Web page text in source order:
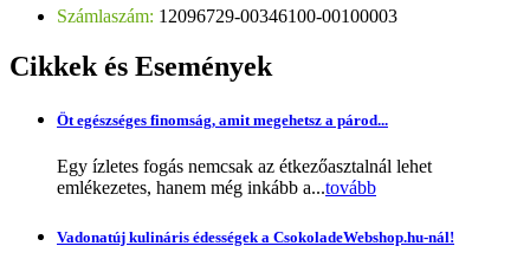
Számlaszám: 12096729-00346100-00100003
Cikkek és Események
Öt egészséges finomság, amit megehetsz a párod...
Egy ízletes fogás nemcsak az étkezőasztalnál lehet
emlékezetes, hanem még inkább a...tovább
Vadonatúj kulináris édességek a CsokoladeWebshop.hu-nál!